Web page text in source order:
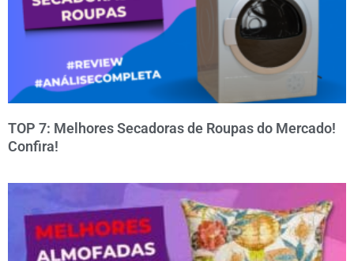
TOP 7: Melhores Secadoras de Roupas do Mercado!
Confira!